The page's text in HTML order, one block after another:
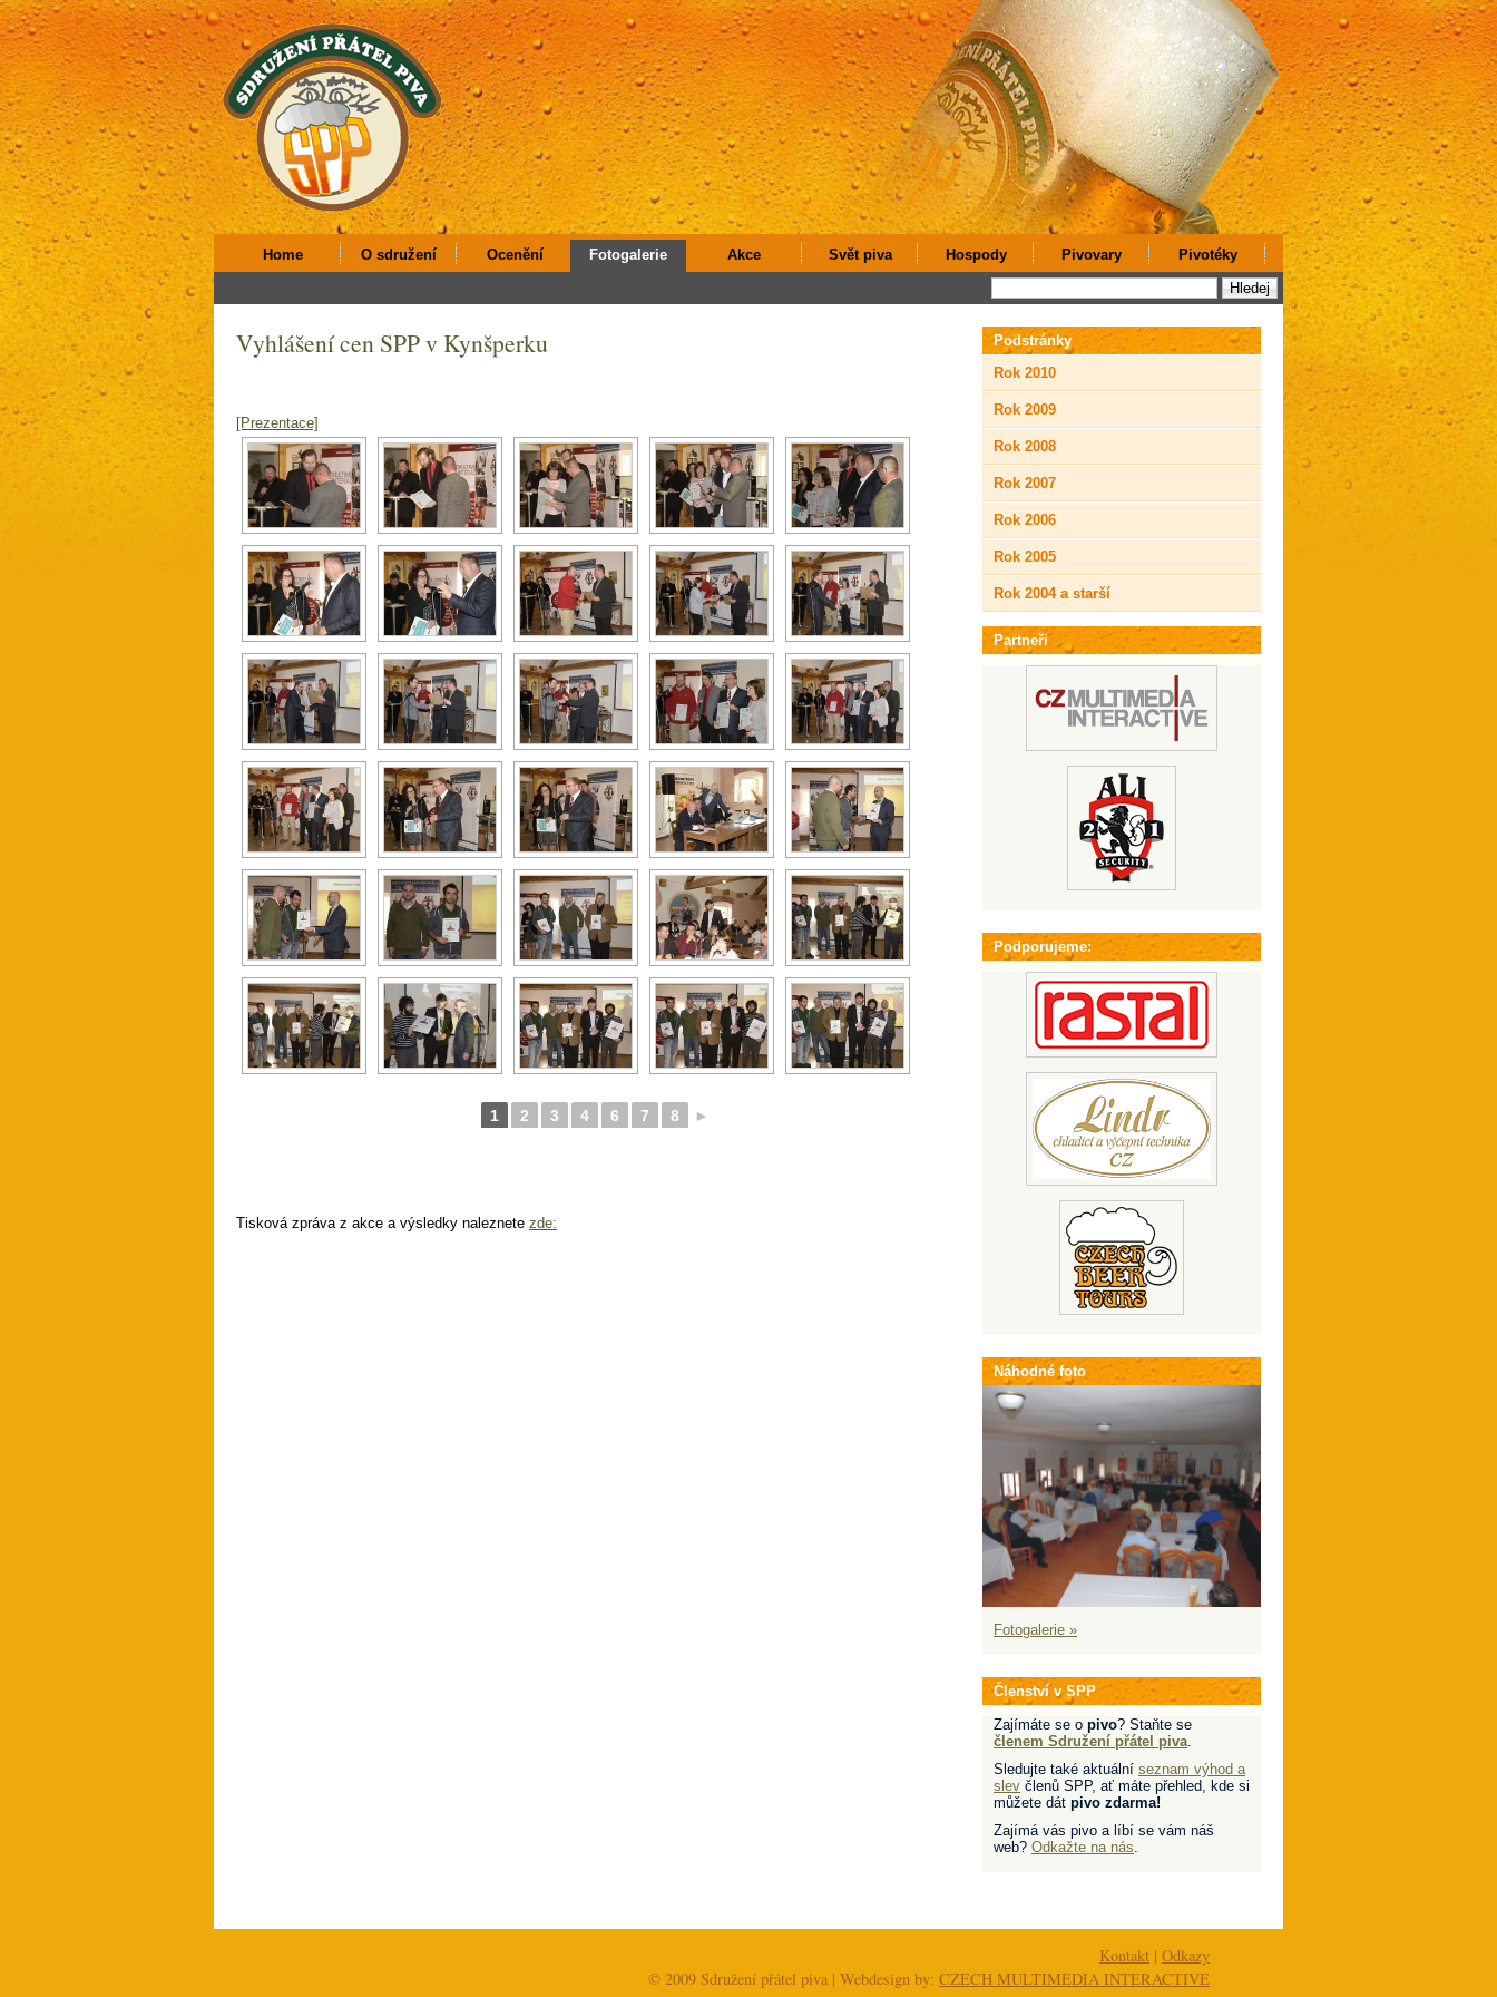
Home O sdružení Ocenění Fotogalerie Akce Svět piva Hospody Pivovary Pivotéky
Vyhlášení cen SPP v Kynšperku
[Prezentace]
1 2 3 4 6 7 8 ►
Tisková zpráva z akce a výsledky naleznete zde:
Podstránky
Rok 2010
Rok 2009
Rok 2008
Rok 2007
Rok 2006
Rok 2005
Rok 2004 a starší
Partneři
Podporujeme:
Náhodné foto
Fotogalerie »
Členství v SPP
Zajímáte se o pivo? Staňte se
členem Sdružení přátel piva.
Sledujte také aktuální seznam výhod a
slev členů SPP, ať máte přehled, kde si
můžete dát pivo zdarma!
Zajímá vás pivo a líbí se vám náš
web? Odkažte na nás.
Kontakt |Odkazy
© 2009 Sdružení přátel piva | Webdesign by:CZECH MULTIMEDIA INTERACTIVE